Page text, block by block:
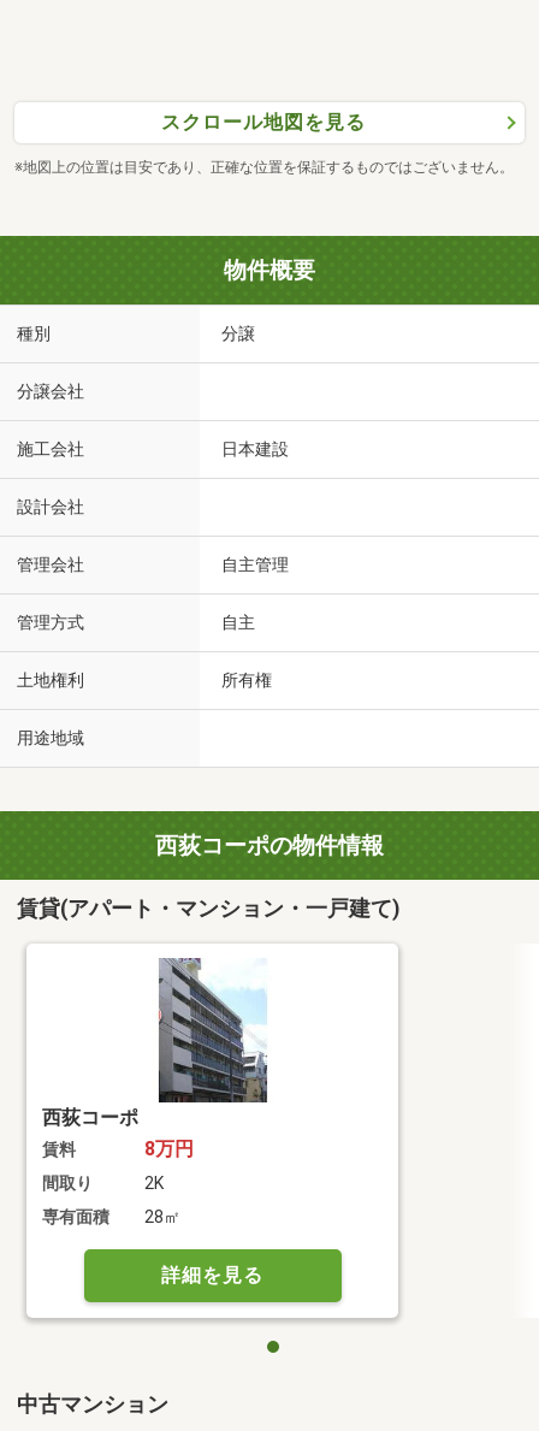
スクロール地図を見る
※地図上の位置は目安であり、正確な位置を保証するものではございません。
物件概要
種別 分譲
分譲会社
施工会社 日本建設
設計会社
管理会社 自主管理
管理方式 自主
土地権利 所有権
用途地域
西荻コーポの物件情報
賃貸(アパート・マンション・一戸建て)
西荻コーポ
賃料 8万円
間取り
2K
専有面積
28㎡
詳細を見る
中古マンション